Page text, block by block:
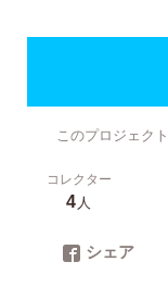
このプロジェク
コレクター
4人
シェア